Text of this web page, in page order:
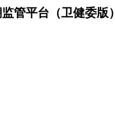
管平台（卫健委版）